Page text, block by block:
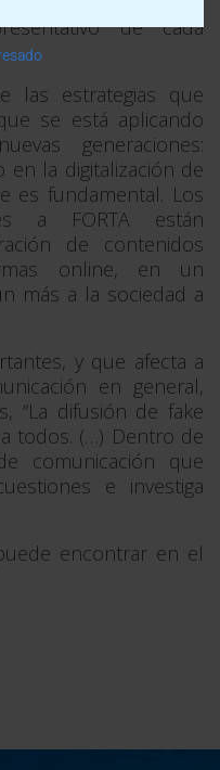
de cada
las estrategias que
se está aplicando
generaciones:
en la digitalización de
es fundamental. Los
a FORTA están
de contenidos
online, en un
más a la sociedad a
y que afecta a
en general,
“La difusión de fake
todos. (…) Dentro de
comunicación que
e investiga
encontrar en el